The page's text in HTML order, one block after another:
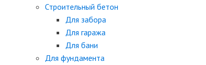
Строительный бетон
Для забора
Для гаража
Для бани
Для фундамента